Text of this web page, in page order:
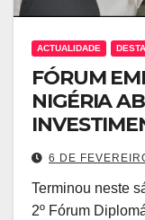
ACTUALIDADE
FÓRUM
NIGÉRIA
MILHÕES
6 DE
Terminou neste
2º Fórum